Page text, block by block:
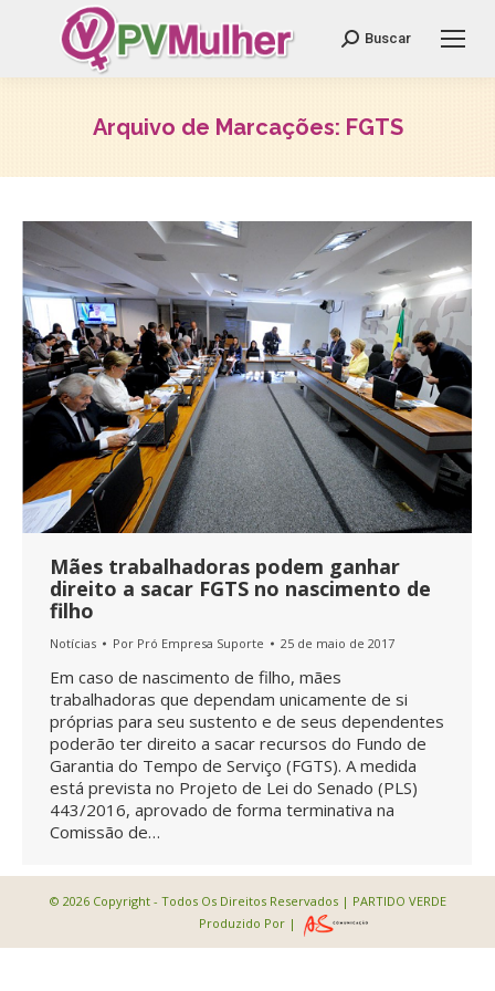
Search:
Buscar
Arquivo de Marcações: FGTS
Mães trabalhadoras podem ganhar
direito a sacar FGTS no nascimento de
filho
Notícias Por Pró Empresa Suporte 25 de maio de 2017
Em caso de nascimento de filho, mães
trabalhadoras que dependam unicamente de si
próprias para seu sustento e de seus dependentes
poderão ter direito a sacar recursos do Fundo de
Garantia do Tempo de Serviço (FGTS). A medida
está prevista no Projeto de Lei do Senado (PLS)
443/2016, aprovado de forma terminativa na
Comissão de…
© 2026 Copyright - Todos Os Direitos Reservados | PARTIDO VERDE
Produzido Por |